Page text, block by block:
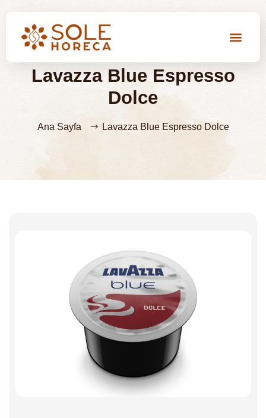
Lavazza Blue Espresso
Dolce
Ana Sayfa Lavazza Blue Espresso Dolce